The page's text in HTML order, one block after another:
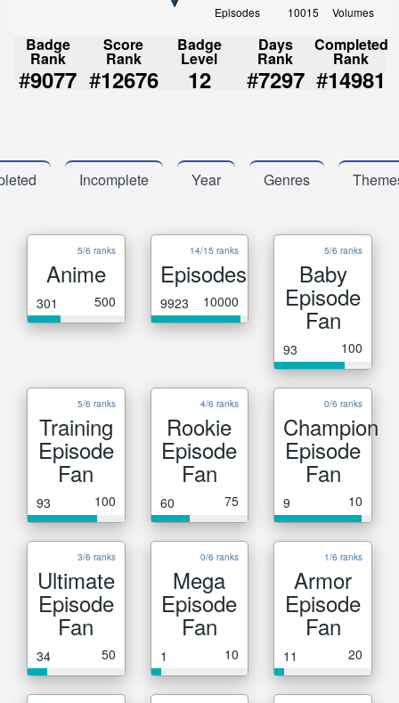
Episodes
10015
Volumes
Badge
Rank
#9077
Score
Rank
#12676
Badge
Level
12
Days
Rank
#7297
Completed
Rank
#14981
Incomplete Year Genres
5/6 ranks
Anime
301 500
14/15 ranks
Episodes
9923 10000
5/6 ranks
Baby
Episode
Fan
93 100
5/6 ranks
Training
Episode
Fan
93 100
4/6 ranks
Rookie
Episode
Fan
60 75
0/6 ranks
Champion
Episode
Fan
9 10
3/6 ranks
Ultimate
Episode
Fan
34 50
0/6 ranks
Mega
Episode
Fan
1 10
1/6 ranks
Armor
Episode
Fan
11 20